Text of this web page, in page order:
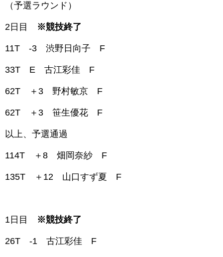
（予選ラウンド）
2日目 ※競技終了
11T -3 渋野日向子 F
33T E 古江彩佳 F
62T ＋3 野村敏京 F
62T ＋3 笹生優花 F
以上、予選通過
114T ＋8 畑岡奈紗 F
135T ＋12 山口すず夏 F
1日目 ※競技終了
26T -1 古江彩佳 F